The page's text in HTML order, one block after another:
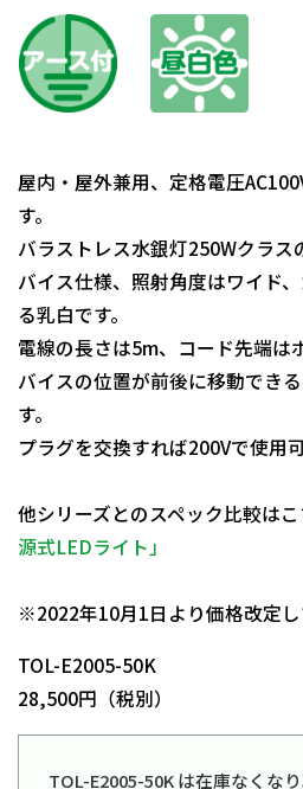
屋内・屋外兼用、定格電圧
す。
バラストレス水銀灯250Wクラス
バイス仕様、照射角度はワイド
る乳白です。
電線の長さは5m、コード先端は
バイスの位置が前後に移動でき
す。
プラグを交換すれば200Vで使用可
他シリーズとのスペック比較はこ
源式LEDライト」
※2022年10月1日より価格改定し
TOL-E2005-50K
28,500円（税別）
TOL-E2005-50K は在庫なくな